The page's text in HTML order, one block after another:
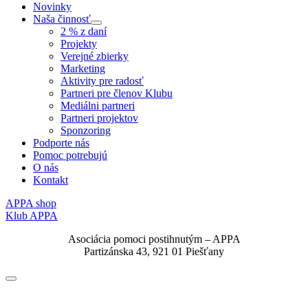
Novinky
Naša činnosť
Submenu
2 % z daní
Projekty
Verejné zbierky
Marketing
Aktivity pre radosť
Partneri pre členov Klubu
Mediálni partneri
Partneri projektov
Sponzoring
Podporte nás
Pomoc potrebujú
O nás
Kontakt
APPA shop
Klub APPA
Asociácia pomoci postihnutým – APPA
Partizánska 43, 921 01 Piešťany